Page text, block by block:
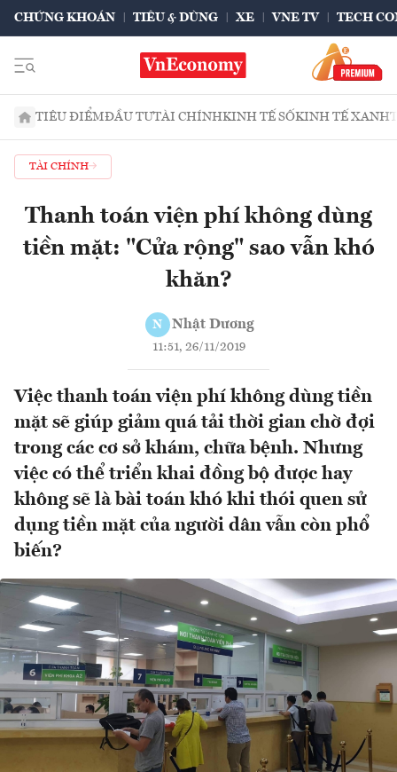
CHỨNG KHOÁN TIÊU & DÙNG XE VNE TV TECH
TIÊU ĐIỂMĐẦU TƯTÀI CHÍNHKINH TẾ SỐKINH TẾ XANH
TÀI CHÍNH
Thanh toán viện phí không dùng
tiền mặt: "Cửa rộng" sao vẫn khó
khăn?
N Nhật Dương
11:51, 26/11/2019
Việc thanh toán viện phí không dùng tiền
mặt sẽ giúp giảm quá tải thời gian chờ đợi
trong các cơ sở khám, chữa bệnh. Nhưng
việc có thể triển khai đồng bộ được hay
không sẽ là bài toán khó khi thói quen sử
dụng tiền mặt của người dân vẫn còn phổ
biến?